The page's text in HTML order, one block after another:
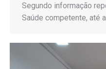
Segundo informação
Saúde competente, até